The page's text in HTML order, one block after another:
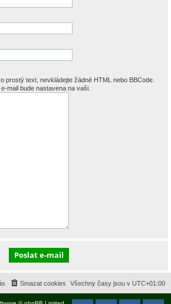
prostý text, nevkládejte žádné HTML nebo BBCode.
mail bude nastavena na vaši.
Všechny časy jsou v UTC+01:00
Smazat cookies